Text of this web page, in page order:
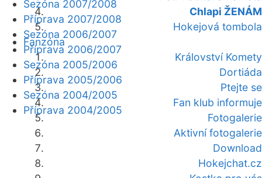
Chlapi ŽENÁM
Hokejová tombola
Fanzóna
Království Komety
Dortiáda
Ptejte se
Fan klub informuje
Fotogalerie
Aktivní fotogalerie
Download
Hokejchat.cz
Sezóna 2007/2008
Příprava 2007/2008
Sezóna 2006/2007
Příprava 2006/2007
Sezóna 2005/2006
Příprava 2005/2006
Sezóna 2004/2005
Příprava 2004/2005